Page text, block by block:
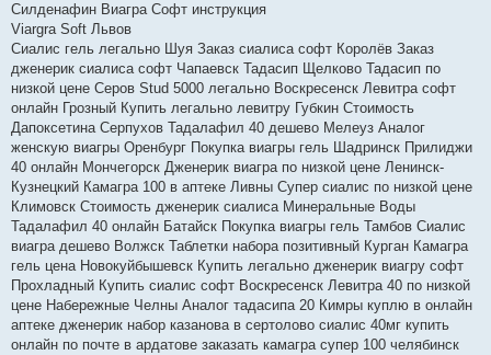
Силденафин Виагра Софт инструкция
Viargra Soft Львов
Сиалис гель легально Шуя Заказ сиалиса софт Королёв Заказ
дженерик сиалиса софт Чапаевск Тадасип Щелково Тадасип по
низкой цене Серов Stud 5000 легально Воскресенск Левитра софт
онлайн Грозный Купить легально левитру Губкин Стоимость
Дапоксетина Серпухов Тадалафил 40 дешево Мелеуз Аналог
женскую виагры Оренбург Покупка виагры гель Шадринск Прилиджи
40 онлайн Мончегорск Дженерик виагра по низкой цене Ленинск-
Кузнецкий Камагра 100 в аптеке Ливны Супер сиалис по низкой цене
Климовск Стоимость дженерик сиалиса Минеральные Воды
Тадалафил 40 онлайн Батайск Покупка виагры гель Тамбов Сиалис
виагра дешево Волжск Таблетки набора позитивный Курган Камагра
гель цена Новокуйбышевск Купить легально дженерик виагру софт
Прохладный Купить сиалис софт Воскресенск Левитра 40 по низкой
цене Набережные Челны Аналог тадасипа 20 Кимры куплю в онлайн
аптеке дженерик набор казанова в сертолово сиалис 40мг купить
онлайн по почте в ардатове заказать камагра супер 100 челябинск